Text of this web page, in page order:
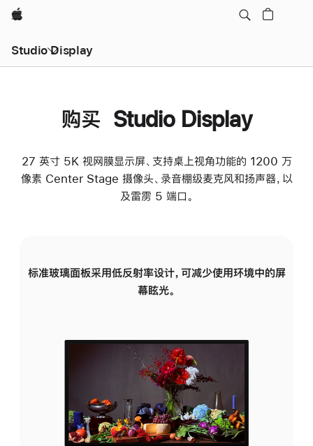
Apple
Studio Display
购买 Studio Display
27 英寸 5K 视网膜显示屏、支持桌上视角功能的 1200 万
像素 Center Stage 摄像头、录音棚级麦克风和扬声器，以
及雷雳 5 端口。
标准玻璃面板采用低反射率设计，可减少使用环境中的屏
幕眩光。